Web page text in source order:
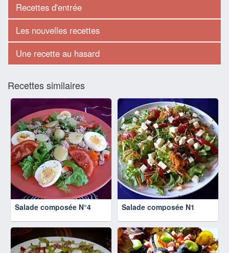
Recettes d'entrée
Les nouvelles recettes
Une recette au hasard
Recettes similaires
Salade composée N°4 Salade composée N1